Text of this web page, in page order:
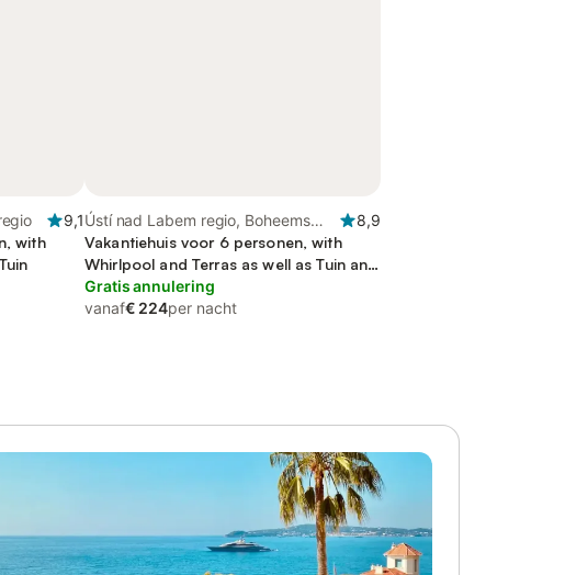
9,1
with
Ústí nad Labem regio, Boheems
Zwitserland
8,9
Vakantiehuis voor 6 personen, with
Whirlpool and Terras as well as Tuin and
Zwembad
Gratis annulering
vanaf€ 224per nacht